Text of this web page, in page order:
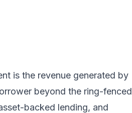
is the revenue generated by
beyond the ring-fenced
backed lending, and